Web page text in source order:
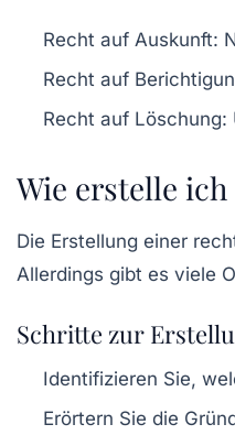
Recht auf Auskunft:
Recht auf
Recht auf
Wie erstelle
Die Erstellung einer
Allerdings gibt es viele
Schritte zur
Identifizieren Sie,
Erörtern Sie die